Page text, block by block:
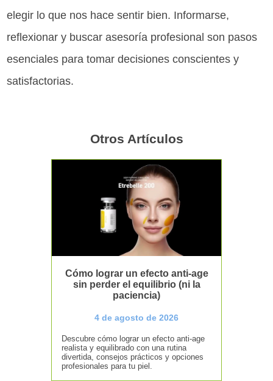
elegir lo que nos hace sentir bien. Informarse,
reflexionar y buscar asesoría profesional son pasos
esenciales para tomar decisiones conscientes y
satisfactorias.
Otros Artículos
Cómo lograr un efecto anti-age
sin perder el equilibrio (ni la
paciencia)
4 de agosto de 2026
Descubre cómo lograr un efecto anti-age
realista y equilibrado con una rutina
divertida, consejos prácticos y opciones
profesionales para tu piel.